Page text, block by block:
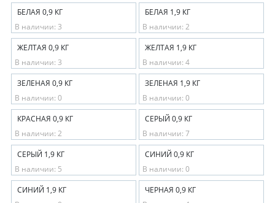
БЕЛАЯ 0,9 КГ
В наличии: 3
БЕЛАЯ 1,9 КГ
В наличии: 2
ЖЕЛТАЯ 0,9 КГ
В наличии: 3
ЖЕЛТАЯ 1,9 КГ
В наличии: 4
ЗЕЛЕНАЯ 0,9 КГ
В наличии: 0
ЗЕЛЕНАЯ 1,9 КГ
В наличии: 0
КРАСНАЯ 0,9 КГ
В наличии: 2
СЕРЫЙ 0,9 КГ
В наличии: 7
СЕРЫЙ 1,9 КГ
В наличии: 5
СИНИЙ 0,9 КГ
В наличии: 0
СИНИЙ 1,9 КГ
ЧЕРНАЯ 0,9 КГ